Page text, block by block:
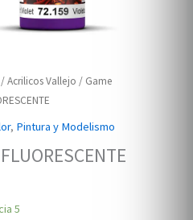
/Acrilicos Vallejo / Game
, Pintura y Modelismo
5